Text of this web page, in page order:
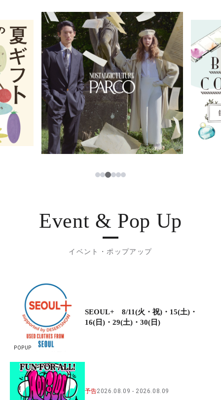
ニュース
レストラン・カフェ
TAX FREE
PARCOメンバーズ
한국어
ภาษาไทย
日本語
12345
Event & Pop Up
イベント・ポップアップ
POPUP
SEOUL+ 8/11(火・祝)・15(土)・
16(日)・29(土)・30(日)
予告2026.08.09 2026.08.09